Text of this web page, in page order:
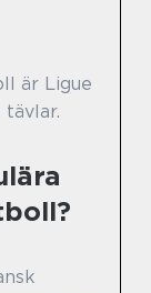
är Ligue
tävlar.